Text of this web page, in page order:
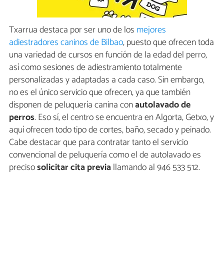
Txarrua destaca por ser uno de los mejores
adiestradores caninos de Bilbao, puesto que ofrecen toda
una variedad de cursos en función de la edad del perro,
así como sesiones de adiestramiento totalmente
personalizadas y adaptadas a cada caso. Sin embargo,
no es el único servicio que ofrecen, ya que también
disponen de peluquería canina conautolavado de
perros. Eso sí, el centro se encuentra en Algorta, Getxo, y
aquí ofrecen todo tipo de cortes, baño, secado y peinado.
Cabe destacar que para contratar tanto el servicio
convencional de peluquería como el de autolavado es
precisosolicitar cita previallamando al 946 533 512.